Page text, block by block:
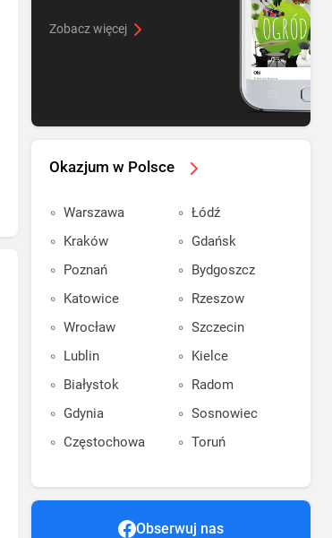
Zobacz więcej
Okazjum w Polsce
Warszawa
Kraków
Poznań
Katowice
Wrocław
Lublin
Białystok
Gdynia
Częstochowa
Łódź
Gdańsk
Bydgoszcz
Rzeszow
Szczecin
Kielce
Radom
Sosnowiec
Toruń
Obserwuj nas